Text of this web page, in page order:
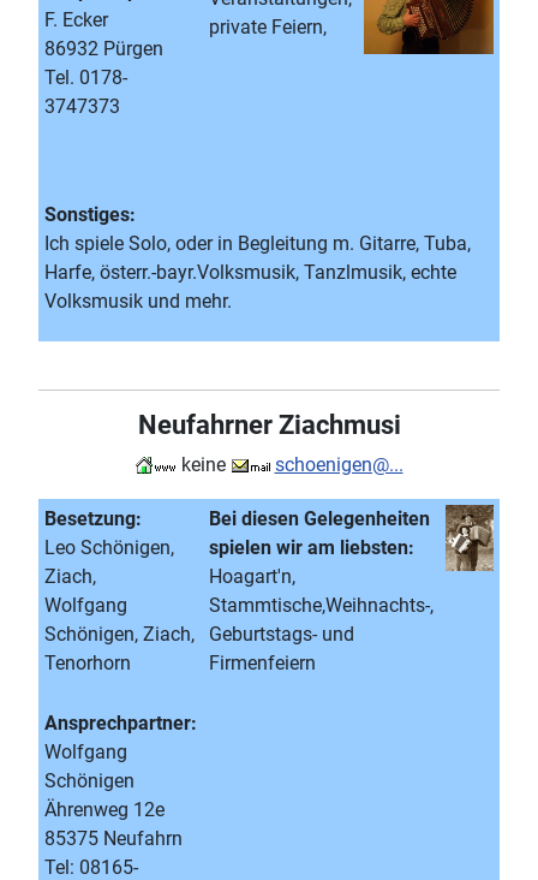
private Feiern,
F. Ecker
86932 Pürgen
Tel. 0178-
3747373
Sonstiges:
Ich spiele Solo, oder in Begleitung m. Gitarre, Tuba,
Harfe, österr.-bayr.Volksmusik, Tanzlmusik, echte
Volksmusik und mehr.
Neufahrner Ziachmusi
keine schoenigen@...
Besetzung:
Leo Schönigen,
Ziach,
Wolfgang
Schönigen, Ziach,
Tenorhorn
Bei diesen Gelegenheiten
spielen wir am liebsten:
Hoagart'n,
Stammtische,Weihnachts-,
Geburtstags- und
Firmenfeiern
Ansprechpartner:
Wolfgang
Schönigen
Ährenweg 12e
85375 Neufahrn
Tel: 08165-